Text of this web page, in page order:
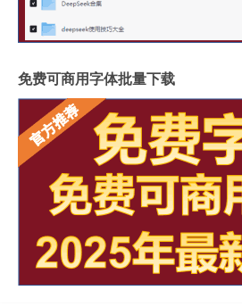
免费可商用字体批量下载